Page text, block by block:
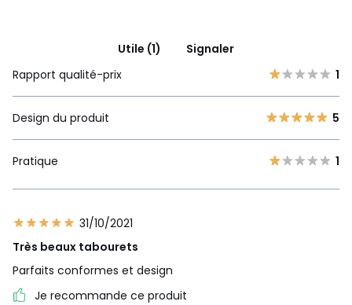
Utile (1)
Signaler
Rapport qualité-prix
1
Design du produit 5
Pratique 1
31/10/2021
Très beaux tabourets
Parfaits conformes et design
Je recommande ce produit